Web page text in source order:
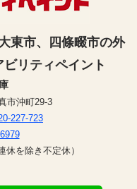
東市、四條畷市の外
リティペイント
市沖町29-3
227-723
を除き不定休）